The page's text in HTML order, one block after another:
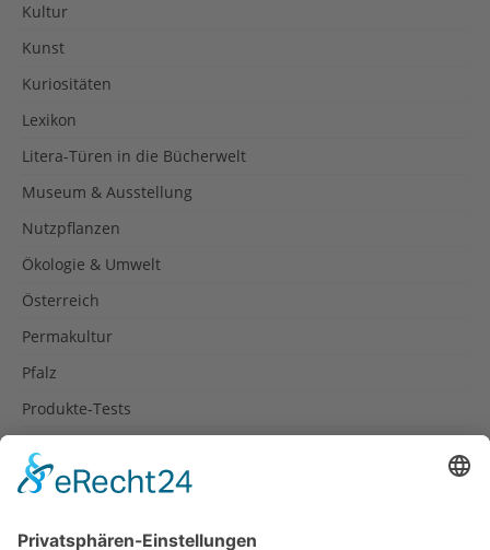
Kultur
Kunst
Kuriositäten
Lexikon
Litera-Türen in die Bücherwelt
Museum & Ausstellung
Nutzpflanzen
Ökologie & Umwelt
Österreich
Permakultur
Pfalz
Produkte-Tests
Rezepte